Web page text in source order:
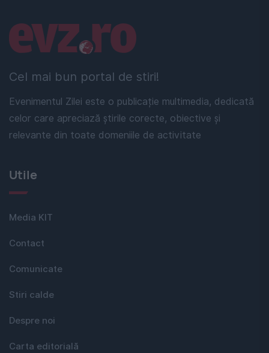
Cel mai bun portal de stiri!
Evenimentul Zilei este o publicație multimedia, dedicată
celor care apreciază știrile corecte, obiective și
relevante din toate domeniile de activitate
Linkuri utile
Utile
Media KIT
Contact
Comunicate
Stiri calde
Despre noi
Carta editorială